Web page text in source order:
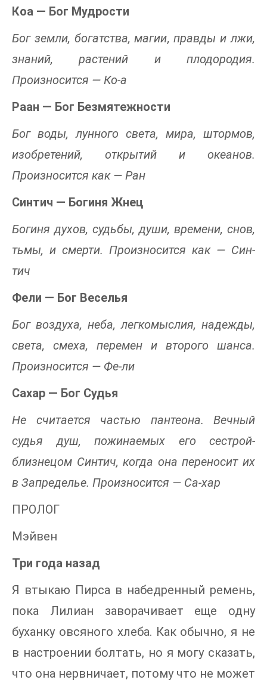
Коа — Бог Мудрости
Бог земли, богатства, магии, правды и лжи,
знаний, растений и плодородия.
Произносится — Ко-а
Раан — Бог Безмятежности
Бог воды, лунного света, мира, штормов,
изобретений, открытий и океанов.
Произносится как — Ран
Синтич — Богиня Жнец
Богиня духов, судьбы, души, времени, снов,
тьмы, и смерти. Произносится как — Син-
тич
Фели — Бог Веселья
Бог воздуха, неба, легкомыслия, надежды,
света, смеха, перемен и второго шанса.
Произносится — Фе-ли
Сахар — Бог Судья
Не считается частью пантеона. Вечный
судья душ, пожинаемых его сестрой-
близнецом Синтич, когда она переносит их
в Запределье. Произносится — Са-хар
ПРОЛОГ
Мэйвен
Три года назад
Я втыкаю Пирса в набедренный ремень,
пока Лилиан заворачивает еще одну
буханку овсяного хлеба. Как обычно, я не
в настроении болтать, но я могу сказать,
что она нервничает, потому что не может